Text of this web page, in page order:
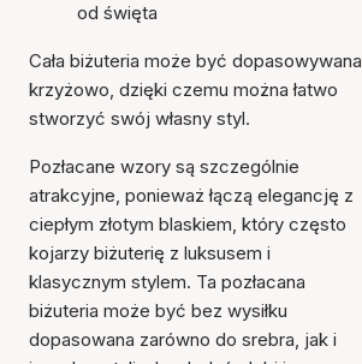
od święta
Cała biżuteria może być dopasowywana
krzyżowo, dzięki czemu można łatwo
stworzyć swój własny styl.
Pozłacane wzory są szczególnie
atrakcyjne, ponieważ łączą elegancję z
ciepłym złotym blaskiem, który często
kojarzy biżuterię z luksusem i
klasycznym stylem. Ta pozłacana
biżuteria może być bez wysiłku
dopasowana zarówno do srebra, jak i